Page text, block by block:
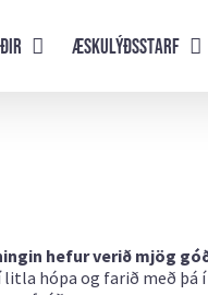
Æskulýðsstarf
hefur verið mjög
hópa og farið með